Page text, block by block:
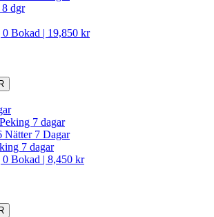
8 dgr
0 Bokad | 19,850 kr
Nätter 7 Dagar
7 dagar
0 Bokad | 8,450 kr